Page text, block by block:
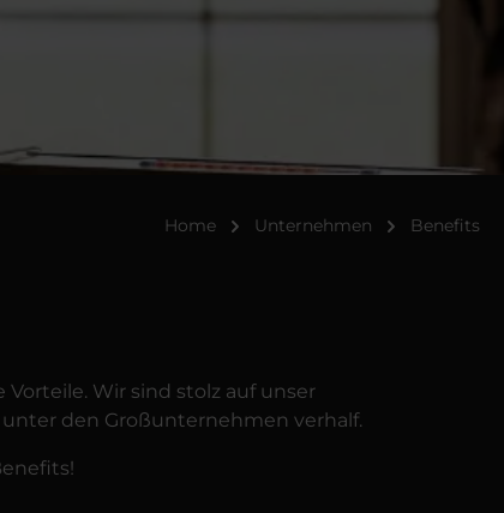
Home Unternehmen Benefits
Wir sind stolz auf unser
den Großunternehmen verhalf.